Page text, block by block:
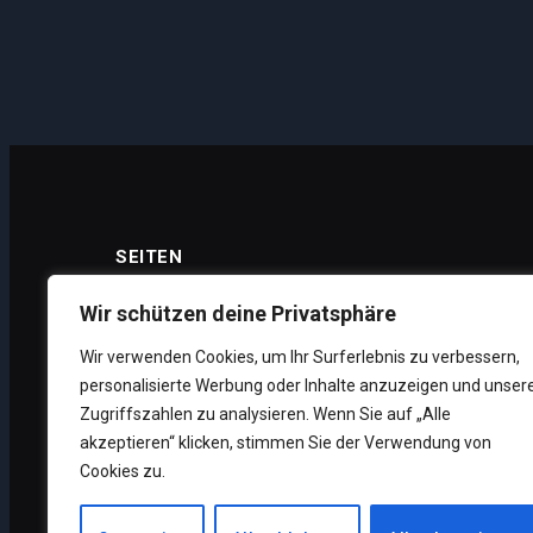
Wir schützen deine Privatsphäre
Wir verwenden Cookies, um Ihr Surferlebnis zu verbessern,
personalisierte Werbung oder Inhalte anzuzeigen und
Zugriffszahlen zu analysieren. Wenn Sie auf „Alle
akzeptieren“ klicken, stimmen Sie der Verwendung von
Cookies zu.
SEITEN
Datenschutz
Impressum
Über uns